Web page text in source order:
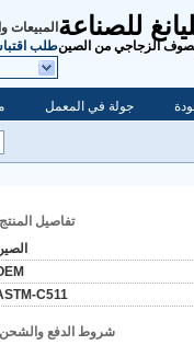
للصناعة
الزجاجي من الصين
المبيعات
طلب
جولة في المعمل
تفاصيل
C511
شروط الدفع